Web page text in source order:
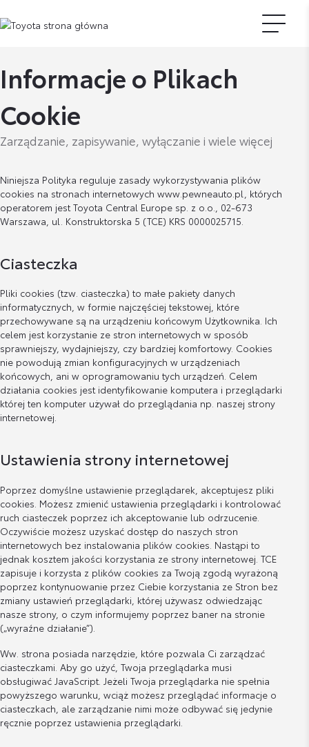
Informacje o Plikach
Cookie
Zarządzanie, zapisywanie, wyłączanie i wiele więcej
Niniejsza Polityka reguluje zasady wykorzystywania plików
cookies na stronach internetowych www.pewneauto.pl, których
operatorem jest Toyota Central Europe sp. z o.o., 02-673
Warszawa, ul. Konstruktorska 5 (TCE) KRS 0000025715.
Ciasteczka
Pliki cookies (tzw. ciasteczka) to małe pakiety danych
informatycznych, w formie najczęściej tekstowej, które
przechowywane są na urządzeniu końcowym Użytkownika. Ich
celem jest korzystanie ze stron internetowych w sposób
sprawniejszy, wydajniejszy, czy bardziej komfortowy. Cookies
nie powodują zmian konfiguracyjnych w urządzeniach
końcowych, ani w oprogramowaniu tych urządzeń. Celem
działania cookies jest identyfikowanie komputera i przeglądarki
której ten komputer używał do przeglądania np. naszej strony
internetowej.
Ustawienia strony internetowej
Poprzez domyślne ustawienie przeglądarek, akceptujesz pliki
cookies. Możesz zmienić ustawienia przeglądarki i kontrolować
ruch ciasteczek poprzez ich akceptowanie lub odrzucenie.
Oczywiście możesz uzyskać dostęp do naszych stron
internetowych bez instalowania plików cookies. Nastąpi to
jednak kosztem jakości korzystania ze strony internetowej. TCE
zapisuje i korzysta z plików cookies za Twoją zgodą wyrażoną
poprzez kontynuowanie przez Ciebie korzystania ze Stron bez
zmiany ustawień przeglądarki, której używasz odwiedzając
nasze strony, o czym informujemy poprzez baner na stronie
(„wyraźne działanie”).
Ww. strona posiada narzędzie, które pozwala Ci zarządzać
ciasteczkami. Aby go użyć, Twoja przeglądarka musi
obsługiwać JavaScript. Jeżeli Twoja przeglądarka nie spełnia
powyższego warunku, wciąż możesz przeglądać informacje o
ciasteczkach, ale zarządzanie nimi może odbywać się jedynie
ręcznie poprzez ustawienia przeglądarki.